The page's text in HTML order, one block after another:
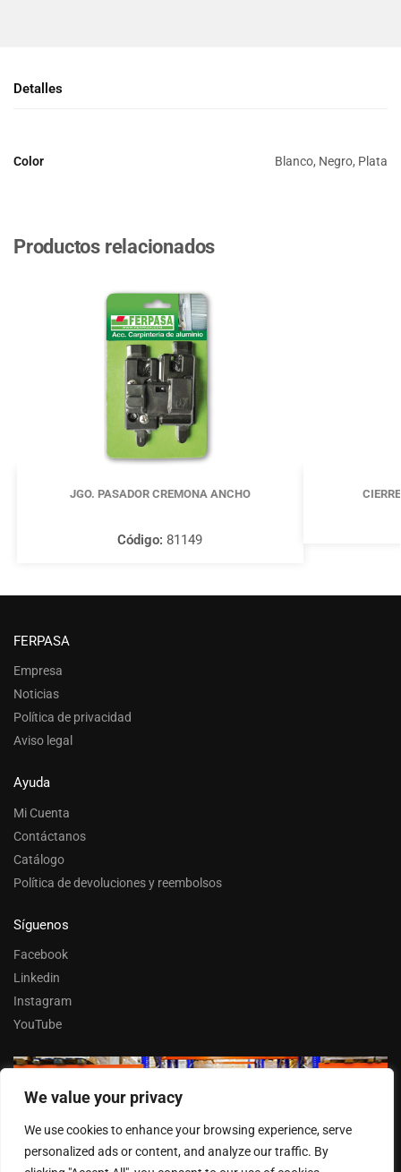
We value your privacy
We use cookies to enhance your browsing experience, serve
personalized ads or content, and analyze our traffic. By
Detalles
Color Blanco, Negro, Plata
Productos relacionados
JGO. PASADOR CREMONA ANCHO
Código: 81149
FERPASA
Empresa
Noticias
Política de privacidad
Aviso legal
Ayuda
Mi Cuenta
Contáctanos
Catálogo
Política de devoluciones y reembolsos
Síguenos
Facebook
Linkedin
Instagram
YouTube
Trabaja con nosotros
Entrar